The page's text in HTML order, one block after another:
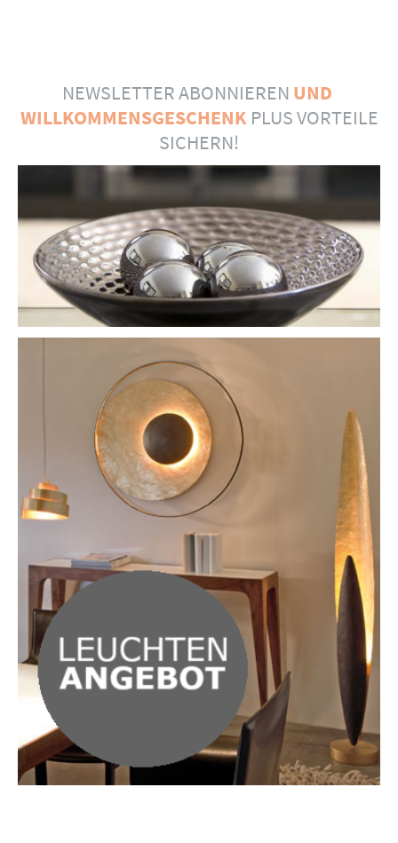
NEWSLETTER ABONNIEREN UND
WILLKOMMENSGESCHENK PLUS VORTEILE
SICHERN!